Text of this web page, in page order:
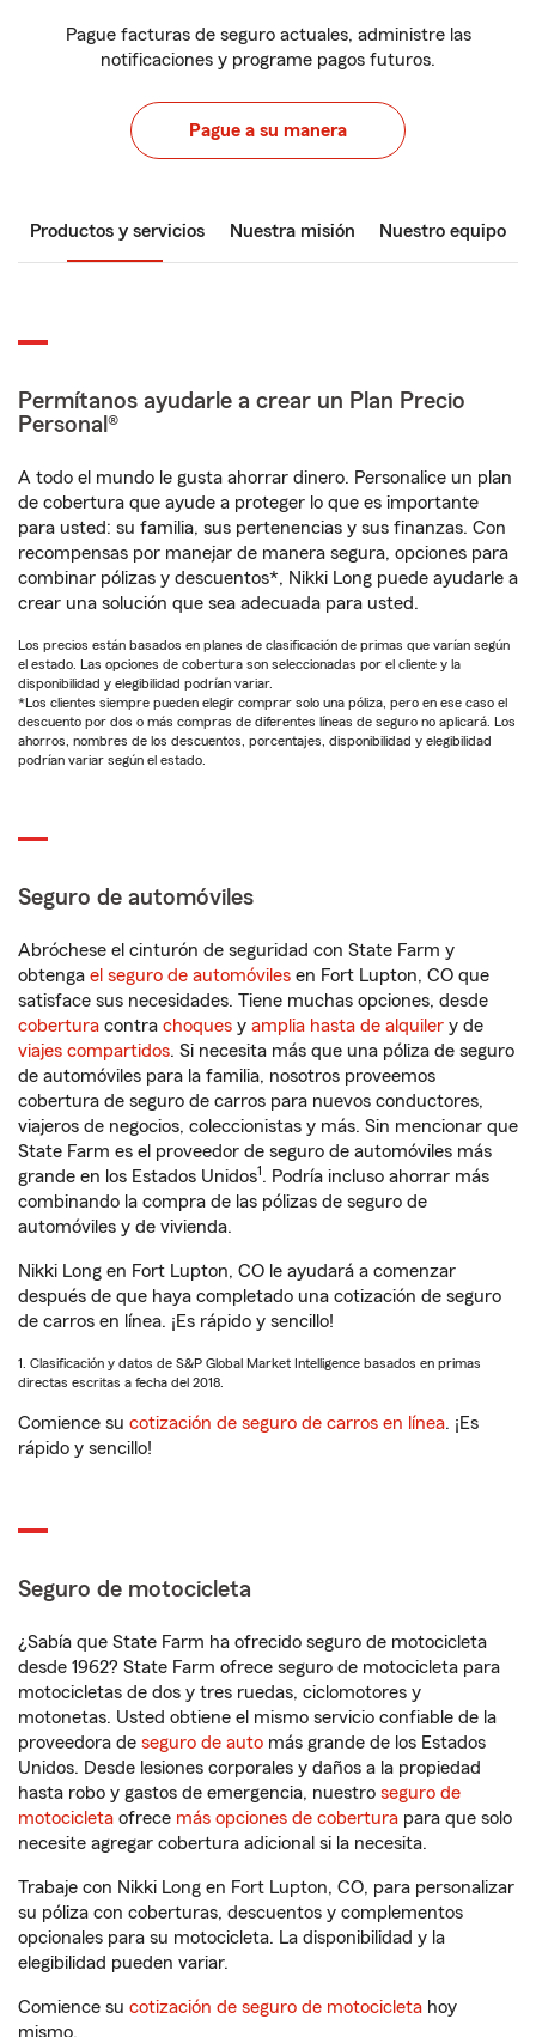
Pague facturas de seguro actuales, administre las
notificaciones y programe pagos futuros.
Pague a su manera
Productos y servicios Nuestra misión Nuestro equipo
Permítanos ayudarle a crear un Plan Precio
Personal®
A todo el mundo le gusta ahorrar dinero. Personalice un plan
de cobertura que ayude a proteger lo que es importante
para usted: su familia, sus pertenencias y sus finanzas. Con
recompensas por manejar de manera segura, opciones para
combinar pólizas y descuentos*, Nikki Long puede ayudarle a
crear una solución que sea adecuada para usted.
Los precios están basados en planes de clasificación de primas que varían según
el estado. Las opciones de cobertura son seleccionadas por el cliente y la
disponibilidad y elegibilidad podrían variar.
*Los clientes siempre pueden elegir comprar solo una póliza, pero en ese caso el
descuento por dos o más compras de diferentes líneas de seguro no aplicará. Los
ahorros, nombres de los descuentos, porcentajes, disponibilidad y elegibilidad
podrían variar según el estado.
Seguro de automóviles
Abróchese el cinturón de seguridad con State Farm y
obtenga el seguro de automóviles en Fort Lupton, CO que
satisface sus necesidades. Tiene muchas opciones, desde
cobertura contra choques y amplia hasta de alquiler y de
viajes compartidos. Si necesita más que una póliza de seguro
de automóviles para la familia, nosotros proveemos
cobertura de seguro de carros para nuevos conductores,
viajeros de negocios, coleccionistas y más. Sin mencionar que
State Farm es el proveedor de seguro de automóviles más
grande en los Estados Unidos1. Podría incluso ahorrar más
combinando la compra de las pólizas de seguro de
automóviles y de vivienda.
Nikki Long en Fort Lupton, CO le ayudará a comenzar
después de que haya completado una cotización de seguro
de carros en línea. ¡Es rápido y sencillo!
1. Clasificación y datos de S&P Global Market Intelligence basados en primas
directas escritas a fecha del 2018.
Comience su cotización de seguro de carros en línea. ¡Es
rápido y sencillo!
Seguro de motocicleta
¿Sabía que State Farm ha ofrecido seguro de motocicleta
desde 1962? State Farm ofrece seguro de motocicleta para
motocicletas de dos y tres ruedas, ciclomotores y
motonetas. Usted obtiene el mismo servicio confiable de la
proveedora de seguro de auto más grande de los Estados
Unidos. Desde lesiones corporales y daños a la propiedad
hasta robo y gastos de emergencia, nuestro seguro de
motocicleta ofrece más opciones de cobertura para que solo
necesite agregar cobertura adicional si la necesita.
Trabaje con Nikki Long en Fort Lupton, CO, para personalizar
su póliza con coberturas, descuentos y complementos
opcionales para su motocicleta. La disponibilidad y la
elegibilidad pueden variar.
Comience su cotización de seguro de motocicleta hoy
mismo.